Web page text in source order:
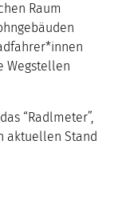
Raum
Wegstellen
“Radlmeter”,
aktuellen Stand